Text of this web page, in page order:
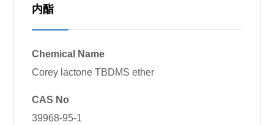
内酯
Chemical Name
Corey lactone TBDMS ether
CAS No
39968-95-1